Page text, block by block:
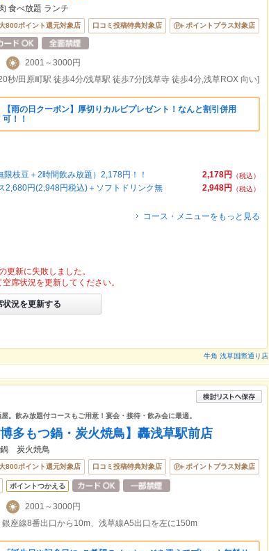
食べ放題 ランチ
800ポイント還元対象店 口コミ投稿特典対象店 ポイントプラス対象店
2001～3000円
秒/田原町駅 徒歩4分/浅草駅 徒歩7分[浅草寺 徒歩4分,浅草ROX 向い]
【雨の日クーポン】厚切りカルビプレゼント！なんと割引併用
可！！
2,178円
（税込）
枝豆＋2時間飲み放題）2,178円！！
2,948円
（税込）
2,680円(2,948円税込)＋ソフトドリンク無
コース・メニューをもっと見る
更新に失敗しました。
席状況を更新してください。
状況を更新する
牛角 浅草国際通り店
。飲み放題付コースもご用意！宴会・接待・飲み会に最適。
博多もつ鍋・炭火焼鳥】轟浅草駅前店
炭火焼鳥
800ポイント還元対象店 口コミ投稿特典対象店 ポイントプラス対象店
ポイントつかえる
2001～3000円
座線8番出口から10m、浅草線A5出口を左に150m